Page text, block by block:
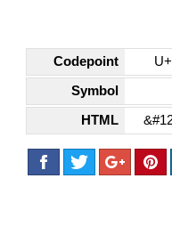
Codepoint
Symbol
HTML